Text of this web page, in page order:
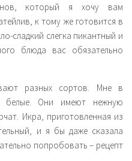
который я хочу вам
к тому же готовится в
сладкий слегка пикантный и
блюда вас обязательно
разных сортов. Мне в
белые. Они имеют нежную
Икра, приготовленная из
и я бы даже сказала
попробовать – рецепт